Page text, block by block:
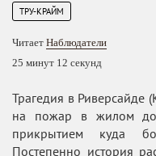
ТРУ-КРАЙМ
Читает Наблюдатели
25 минут 12 секунд
Трагедия в Риверсайде
на пожар в жилом
прикрытием куда
Постепенно история